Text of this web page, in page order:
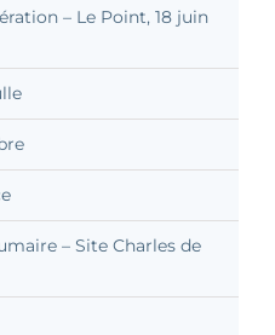
– Le Point, 18 juin
– Site Charles de